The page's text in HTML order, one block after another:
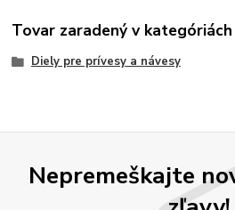
Tovar zaradený v kategóriách
Diely pre prívesy a návesy
Nepremeškajte